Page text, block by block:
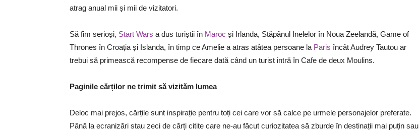
atrag anual mii și mii de vizitatori.
Să fim serioși, Start Wars a dus turiștii în Maroc și Irlanda, Stăpânul Inelelor în Noua Zeelandă, Game of
Thrones în Croația și Islanda, în timp ce Amelie a atras atâtea persoane la Paris încât Audrey Tautou ar
trebui să primească recompense de fiecare dată când un turist intră în Cafe de deux Moulins.
Paginile cărților ne trimit să vizităm lumea
Deloc mai prejos, cărțile sunt inspirație pentru toți cei care vor să calce pe urmele personajelor preferate.
Până la ecranizări stau zeci de cărți citite care ne-au făcut curiozitatea să zburde în destinații mai puțin sau